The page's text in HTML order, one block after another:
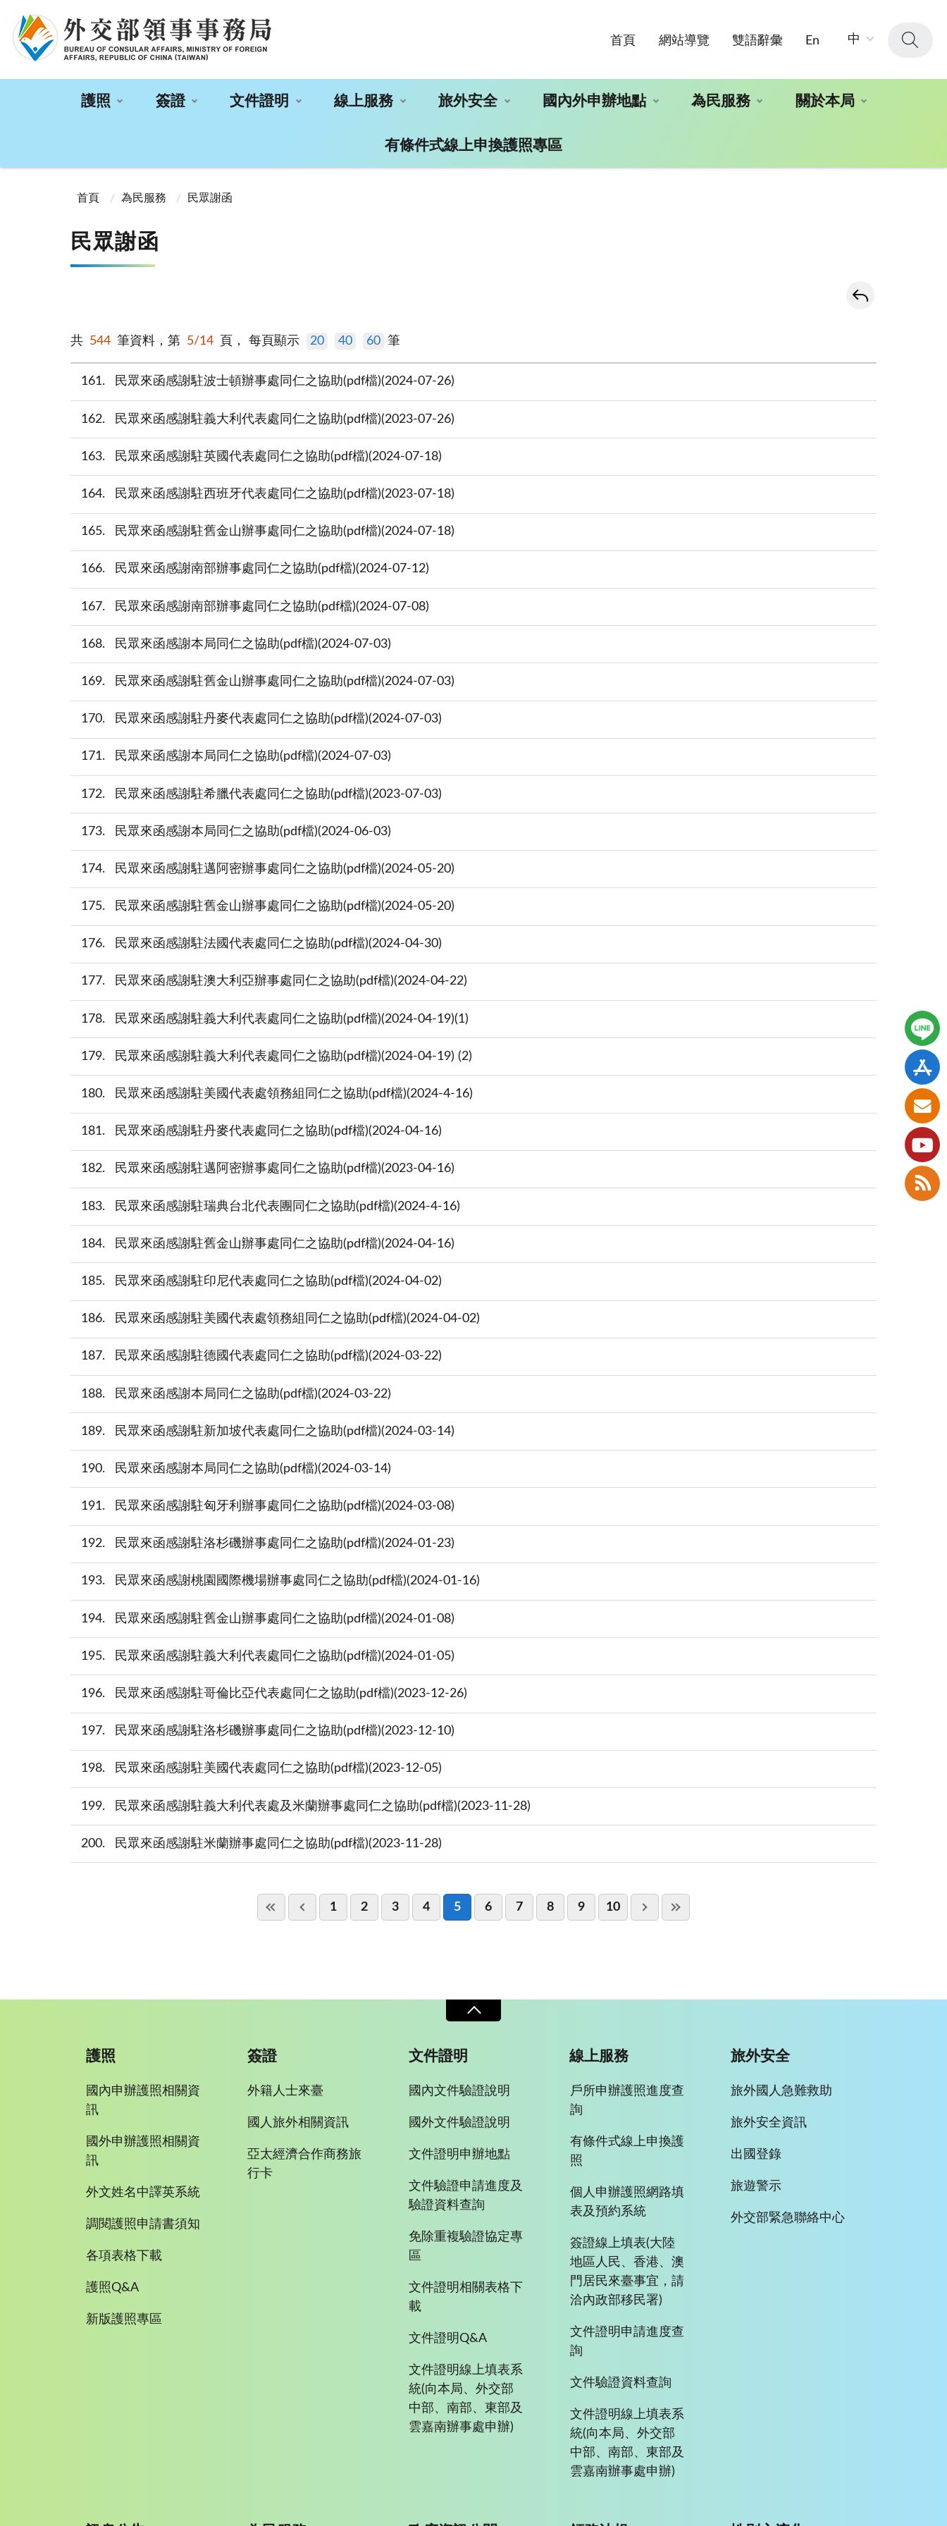
首頁 網站導覽 雙語辭彙 En 中
護照 簽證 文件證明 線上服務 旅外安全 國內外申辦地點 為民服務 關於本局
有條件式線上申換護照專區
首頁
為民服務 民眾謝函
民眾謝函
共 544 筆資料，第 5/14 頁， 每頁顯示 20 40 60 筆
161 民眾來函感謝駐波士頓辦事處同仁之協助(pdf檔)(2024-07-26)
162 民眾來函感謝駐義大利代表處同仁之協助(pdf檔)(2023-07-26)
163 民眾來函感謝駐英國代表處同仁之協助(pdf檔)(2024-07-18)
164 民眾來函感謝駐西班牙代表處同仁之協助(pdf檔)(2023-07-18)
165 民眾來函感謝駐舊金山辦事處同仁之協助(pdf檔)(2024-07-18)
166 民眾來函感謝南部辦事處同仁之協助(pdf檔)(2024-07-12)
167 民眾來函感謝南部辦事處同仁之協助(pdf檔)(2024-07-08)
168 民眾來函感謝本局同仁之協助(pdf檔)(2024-07-03)
169 民眾來函感謝駐舊金山辦事處同仁之協助(pdf檔)(2024-07-03)
170 民眾來函感謝駐丹麥代表處同仁之協助(pdf檔)(2024-07-03)
171 民眾來函感謝本局同仁之協助(pdf檔)(2024-07-03)
172 民眾來函感謝駐希臘代表處同仁之協助(pdf檔)(2023-07-03)
173 民眾來函感謝本局同仁之協助(pdf檔)(2024-06-03)
174 民眾來函感謝駐邁阿密辦事處同仁之協助(pdf檔)(2024-05-20)
175 民眾來函感謝駐舊金山辦事處同仁之協助(pdf檔)(2024-05-20)
176 民眾來函感謝駐法國代表處同仁之協助(pdf檔)(2024-04-30)
177 民眾來函感謝駐澳大利亞辦事處同仁之協助(pdf檔)(2024-04-22)
178 民眾來函感謝駐義大利代表處同仁之協助(pdf檔)(2024-04-19)(1)
179 民眾來函感謝駐義大利代表處同仁之協助(pdf檔)(2024-04-19) (2)
180 民眾來函感謝駐美國代表處領務組同仁之協助(pdf檔)(2024-4-16)
181 民眾來函感謝駐丹麥代表處同仁之協助(pdf檔)(2024-04-16)
182 民眾來函感謝駐邁阿密辦事處同仁之協助(pdf檔)(2023-04-16)
183 民眾來函感謝駐瑞典台北代表團同仁之協助(pdf檔)(2024-4-16)
184 民眾來函感謝駐舊金山辦事處同仁之協助(pdf檔)(2024-04-16)
185 民眾來函感謝駐印尼代表處同仁之協助(pdf檔)(2024-04-02)
186 民眾來函感謝駐美國代表處領務組同仁之協助(pdf檔)(2024-04-02)
187 民眾來函感謝駐德國代表處同仁之協助(pdf檔)(2024-03-22)
188 民眾來函感謝本局同仁之協助(pdf檔)(2024-03-22)
189 民眾來函感謝駐新加坡代表處同仁之協助(pdf檔)(2024-03-14)
190 民眾來函感謝本局同仁之協助(pdf檔)(2024-03-14)
191 民眾來函感謝駐匈牙利辦事處同仁之協助(pdf檔)(2024-03-08)
192 民眾來函感謝駐洛杉磯辦事處同仁之協助(pdf檔)(2024-01-23)
193 民眾來函感謝桃園國際機場辦事處同仁之協助(pdf檔)(2024-01-16)
194 民眾來函感謝駐舊金山辦事處同仁之協助(pdf檔)(2024-01-08)
195 民眾來函感謝駐義大利代表處同仁之協助(pdf檔)(2024-01-05)
196 民眾來函感謝駐哥倫比亞代表處同仁之協助(pdf檔)(2023-12-26)
197 民眾來函感謝駐洛杉磯辦事處同仁之協助(pdf檔)(2023-12-10)
198 民眾來函感謝駐美國代表處同仁之協助(pdf檔)(2023-12-05)
199 民眾來函感謝駐義大利代表處及米蘭辦事處同仁之協助(pdf檔)(2023-11-28)
200 民眾來函感謝駐米蘭辦事處同仁之協助(pdf檔)(2023-11-28)
1 2 3 4 5 6 7 8 9 10
護照
國內申辦護照相關資
訊
國外申辦護照相關資
訊
外文姓名中譯英系統
調閱護照申請書須知
各項表格下載
護照Q&A
新版護照專區
簽證
外籍人士來臺
國人旅外相關資訊
亞太經濟合作商務旅
行卡
文件證明
國內文件驗證說明
國外文件驗證說明
文件證明申辦地點
文件驗證申請進度及
驗證資料查詢
免除重複驗證協定專
區
文件證明相關表格下
載
文件證明Q&A
文件證明線上填表系
統(向本局、外交部
中部、南部、東部及
雲嘉南辦事處申辦)
線上服務
戶所申辦護照進度查
詢
有條件式線上申換護
照
個人申辦護照網路填
表及預約系統
簽證線上填表(大陸
地區人民、香港、澳
門居民來臺事宜，請
洽內政部移民署)
文件證明申請進度查
詢
文件驗證資料查詢
文件證明線上填表系
統(向本局、外交部
中部、南部、東部及
雲嘉南辦事處申辦)
旅外安全
旅外國人急難救助
旅外安全資訊
出國登錄
旅遊警示
外交部緊急聯絡中心